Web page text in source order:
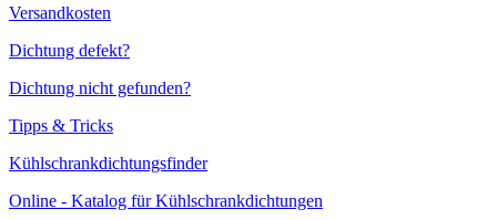
Versandkosten
Dichtung defekt?
Dichtung nicht gefunden?
Tipps & Tricks
Kühlschrankdichtungsfinder
Online - Katalog für Kühlschrankdichtungen